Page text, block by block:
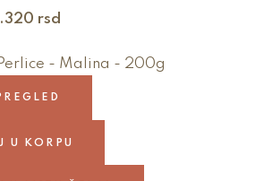
1.320 rsd
U KORPU